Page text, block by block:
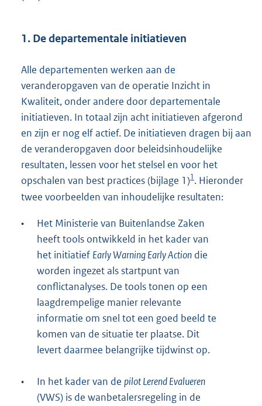
1. De departementale initiatieven
Alle departementen werken aan de
veranderopgaven van de operatie Inzicht in
Kwaliteit, onder andere door departementale
initiatieven. In totaal zijn acht initiatieven afgerond
en zijn er nog elf actief. De initiatieven dragen bij aan
de veranderopgaven door beleidsinhoudelijke
resultaten, lessen voor het stelsel en voor het
opschalen van best practices (bijlage 1)1. Hieronder
twee voorbeelden van inhoudelijke resultaten:
•
Het Ministerie van Buitenlandse Zaken
heeft tools ontwikkeld in het kader van
het initiatief Early Warning Early Action die
worden ingezet als startpunt van
conflictanalyses. De tools tonen op een
laagdrempelige manier relevante
informatie om snel tot een goed beeld te
komen van de situatie ter plaatse. Dit
levert daarmee belangrijke tijdwinst op.
• In het kader van de pilot Lerend Evalueren
(VWS) is de wanbetalersregeling in de